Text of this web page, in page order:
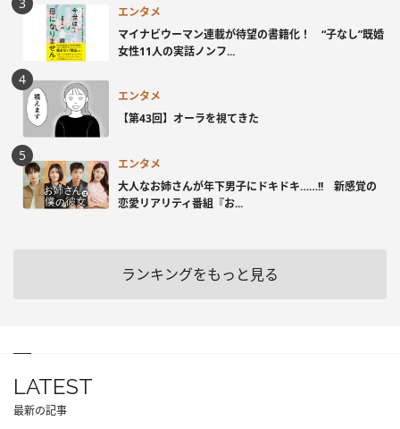
エンタメ
マイナビウーマン連載が待望の書籍化！ “子なし”既婚
女性11人の実話ノンフ...
エンタメ
【第43回】オーラを視てきた
エンタメ
大人なお姉さんが年下男子にドキドキ……!! 新感覚の
恋愛リアリティ番組『お...
ランキングをもっと見る
LATEST
最新の記事